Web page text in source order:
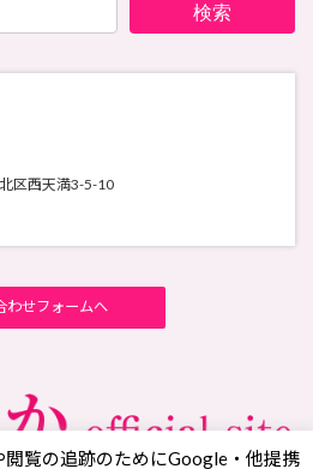
検索
区西天満3-5-10
わせフォームへ
覧の追跡のためにGoogle・他提携